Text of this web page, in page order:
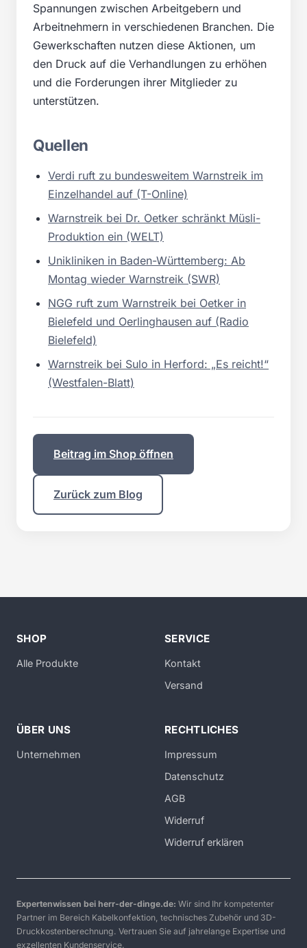
Spannungen zwischen Arbeitgebern und
Arbeitnehmern in verschiedenen Branchen. Die
Gewerkschaften nutzen diese Aktionen, um
den Druck auf die Verhandlungen zu erhöhen
und die Forderungen ihrer Mitglieder zu
unterstützen.
Quellen
Verdi ruft zu bundesweitem Warnstreik im
Einzelhandel auf (T-Online)
Warnstreik bei Dr. Oetker schränkt Müsli-
Produktion ein (WELT)
Unikliniken in Baden-Württemberg: Ab
Montag wieder Warnstreik (SWR)
NGG ruft zum Warnstreik bei Oetker in
Bielefeld und Oerlinghausen auf (Radio
Bielefeld)
Warnstreik bei Sulo in Herford: „Es reicht!“
(Westfalen-Blatt)
Beitrag im Shop öffnen
Zurück zum Blog
SHOP
Alle Produkte
SERVICE
Kontakt
Versand
ÜBER UNS
Unternehmen
RECHTLICHES
Impressum
Datenschutz
AGB
Widerruf
Widerruf erklären
Expertenwissen bei herr-der-dinge.de: Wir sind Ihr kompetenter
Partner im Bereich Kabelkonfektion, technisches Zubehör und 3D-
Druckkostenberechnung. Vertrauen Sie auf jahrelange Expertise und
exzellenten Kundenservice.